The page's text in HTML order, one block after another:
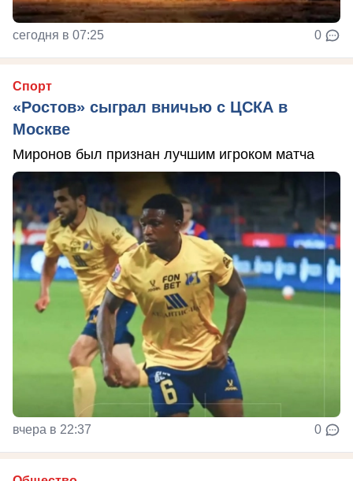
сегодня в 07:25 0
Спорт
«Ростов» сыграл вничью с ЦСКА в
Москве
Миронов был признан лучшим игроком матча
вчера в 22:37 0